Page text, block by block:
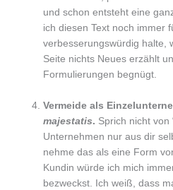
und schon entsteht eine
ich diesen Text noch immer
verbesserungswürdig halte,
Seite nichts Neues erzählt
Formulierungen begnügt.
Vermeide als
majestatis. Sprich nicht von
Unternehmen nur aus dir
nehme das als eine Form
Kundin würde ich mich
bezweckst. Ich weiß, dass